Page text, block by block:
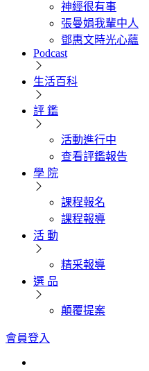
神經很有事
張曼娟我輩中人
鄧惠文時光心蘊
Podcast
生活百科
評 鑑
活動進行中
查看評鑑報告
學 院
課程報名
課程報導
活 動
精采報導
選 品
顛覆提案
會員登入